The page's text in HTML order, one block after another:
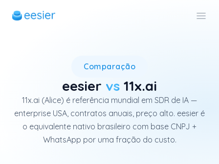
Comparação
eesier vs 11x.ai
11x.ai (Alice) é referência mundial em SDR de IA —
enterprise USA, contratos anuais, preço alto. eesier é
o equivalente nativo brasileiro com base CNPJ +
WhatsApp por uma fração do custo.
11x.ai é uma plataforma